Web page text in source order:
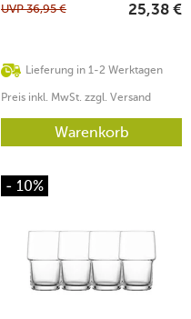
Lieferung in 1-2 Werktagen
UVP36,95 € 25,38 €
Preis inkl. MwSt. zzgl. Versand
Warenkorb
- 10%